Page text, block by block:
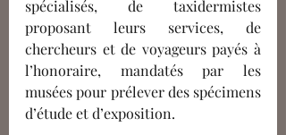
spécialisés, de taxidermistes
proposant leurs services, de
chercheurs et de voyageurs payés à
l’honoraire, mandatés par les
musées pour prélever des spécimens
d’étude et d’exposition.